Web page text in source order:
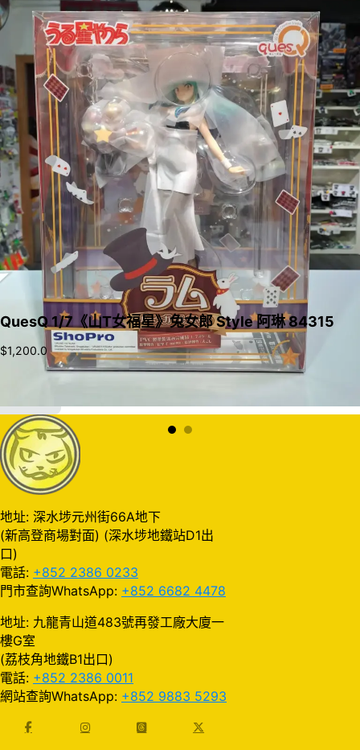
QuesQ 1/7《山T女福星》兔女郎 Style 阿琳 84315
$1,200.0
地址: 深水埗元州街66A地下
(新高登商場對面) (深水埗地鐵站D1出
口)
電話: +852 2386 0233
門市查詢WhatsApp: +852 6682 4478
地址: 九龍青山道483號再發工廠大廈一
樓G室
(荔枝角地鐵B1出口)
電話: +852 2386 0011
網站查詢WhatsApp: +852 9883 5293